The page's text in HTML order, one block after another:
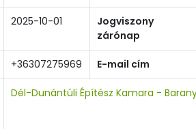
2025-10-01
Jogviszony
zárónap
+36307275969 E-mail cím
Dél-Dunántúli Építész Kamara -